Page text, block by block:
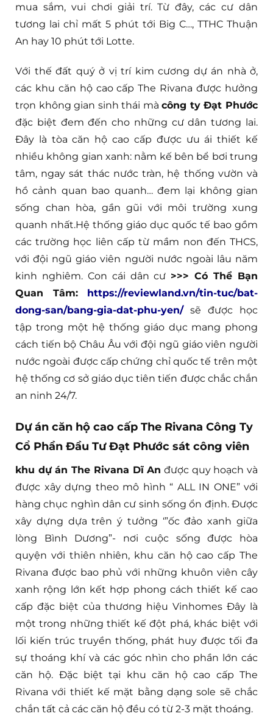
mua sắm, vui chơi giải trí. Từ đây, các cư dân
tương lai chỉ mất 5 phút tới Big C…, TTHC Thuận
An hay 10 phút tới Lotte.
Với thế đất quý ở vị trí kim cương dự án nhà ở,
các khu căn hộ cao cấp The Rivana được hưởng
trọn không gian sinh thái màcông ty Đạt Phước
đặc biệt đem đến cho những cư dân tương lai.
Đây là tòa căn hộ cao cấp được ưu ái thiết kế
nhiều không gian xanh: nằm kế bên bể bơi trung
tâm, ngay sát thác nước tràn, hệ thống vườn và
hồ cảnh quan bao quanh… đem lại không gian
sống chan hòa, gần gũi với môi trường xung
quanh nhất.Hệ thống giáo dục quốc tế bao gồm
các trường học liên cấp từ mầm non đến THCS,
với đội ngũ giáo viên người nước ngoài lâu năm
kinh nghiêm. Con cái dân cư >>> Có Thể Bạn
Quan Tâm: https://reviewland.vn/tin-tuc/bat-
dong-san/bang-gia-dat-phu-yen/sẽ được học
tập trong một hệ thống giáo dục mang phong
cách tiến bộ Châu Âu với đội ngũ giáo viên người
nước ngoài được cấp chứng chỉ quốc tế trên một
hệ thống cơ sở giáo dục tiên tiến được chắc chắn
an ninh 24/7.
Dự án căn hộ cao cấp The Rivana Công Ty
Cổ Phần Đầu Tư Đạt Phước sát công viên
khu dự án The Rivana Dĩ An được quy hoạch và
được xây dựng theo mô hình “ ALL IN ONE” với
hàng chục nghìn dân cư sinh sống ổn định. Được
xây dựng dựa trên ý tưởng ‘”ốc đảo xanh giữa
lòng Bình Dương”- nơi cuộc sống được hòa
quyện với thiên nhiên, khu căn hộ cao cấp The
Rivana được bao phủ với những khuôn viên cây
xanh rộng lớn kết hợp phong cách thiết kế cao
cấp đặc biệt của thương hiệu Vinhomes Đây là
một trong những thiết kế đột phá, khác biệt với
lối kiến trúc truyền thống, phát huy được tối đa
sự thoáng khí và các góc nhìn cho phần lớn các
căn hộ. Đặc biệt tại khu căn hộ cao cấp The
Rivana với thiết kế mặt bằng dạng sole sẽ chắc
chắn tất cả các căn hộ đều có từ 2-3 mặt thoáng.